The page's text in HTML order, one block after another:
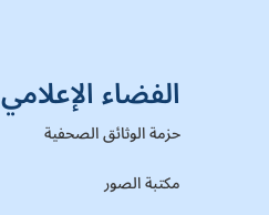
الفضاء الإعلامي
حزمة الوثائق الصحفية
مكتبة الصور